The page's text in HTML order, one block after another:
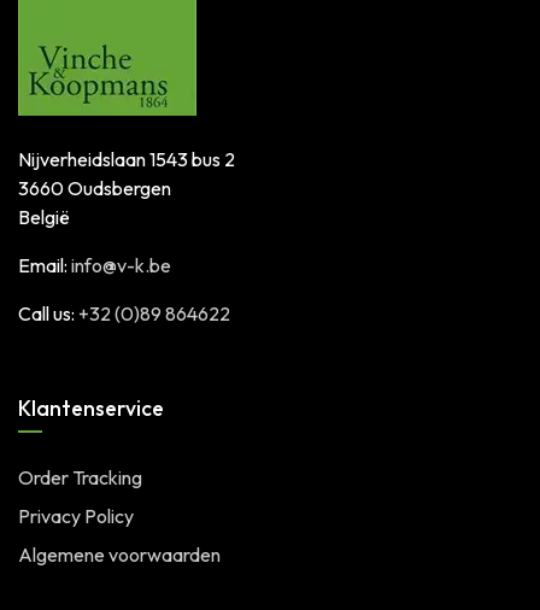
Nijverheidslaan 1543 bus 2
3660 Oudsbergen
België
Email: info@v-k.be
Call us: +32 (0)89 864622
Klantenservice
Order Tracking
Privacy Policy
Algemene voorwaarden